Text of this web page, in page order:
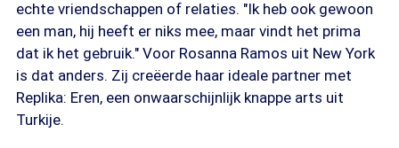
echte vriendschappen of relaties. "Ik heb ook gewoon
een man, hij heeft er niks mee, maar vindt het prima
dat ik het gebruik." Voor Rosanna Ramos uit New York
is dat anders. Zij creëerde haar ideale partner met
Replika: Eren, een onwaarschijnlijk knappe arts uit
Turkije.